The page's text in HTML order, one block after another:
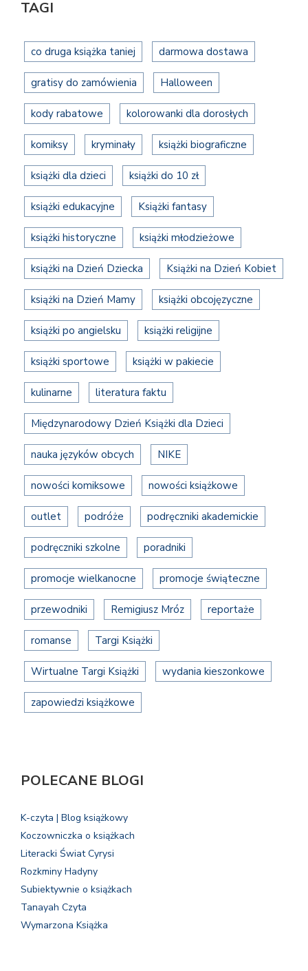
TAGI
co druga książka taniej darmowa dostawa
gratisy do zamówienia Halloween
kody rabatowe kolorowanki dla dorosłych
komiksy kryminały książki biograficzne
książki dla dzieci książki do 10 zł
książki edukacyjne Książki fantasy
książki historyczne książki młodzieżowe
książki na Dzień Dziecka Książki na Dzień Kobiet
książki na Dzień Mamy książki obcojęzyczne
książki po angielsku książki religijne
książki sportowe książki w pakiecie
kulinarne literatura faktu
Międzynarodowy Dzień Książki dla Dzieci
nauka języków obcych NIKE
nowości komiksowe nowości książkowe
outlet podróże podręczniki akademickie
podręczniki szkolne poradniki
promocje wielkanocne promocje świąteczne
przewodniki Remigiusz Mróz reportaże
romanse Targi Książki
Wirtualne Targi Książki wydania kieszonkowe
zapowiedzi książkowe
POLECANE BLOGI
K-czyta | Blog książkowy
Koczowniczka o książkach
Literacki Świat Cyrysi
Rozkminy Hadyny
Subiektywnie o książkach
Tanayah Czyta
Wymarzona Książka